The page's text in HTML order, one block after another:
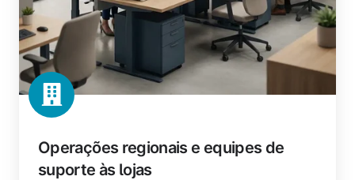
Operações regionais e equipes de
suporte às lojas